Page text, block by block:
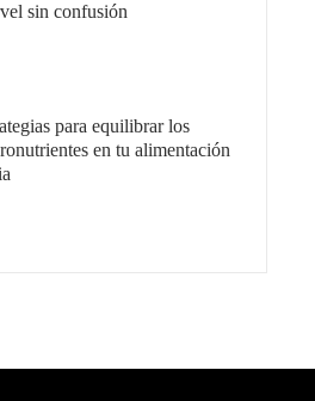
sin confusión
para equilibrar los
en tu alimentación